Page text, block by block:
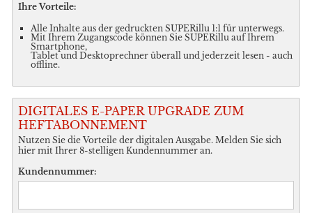
Ihre Vorteile:
Alle Inhalte aus der gedruckten SUPERillu 1:1 für unterwegs.
Mit Ihrem Zugangscode können Sie SUPERillu auf Ihrem
Smartphone,
Tablet und Desktoprechner überall und jederzeit lesen - auch
offline.
DIGITALES E-PAPER UPGRADE ZUM
HEFTABONNEMENT
Nutzen Sie die Vorteile der digitalen Ausgabe. Melden Sie sich
hier mit Ihrer 8-stelligen Kundennummer an.
Kundennummer: